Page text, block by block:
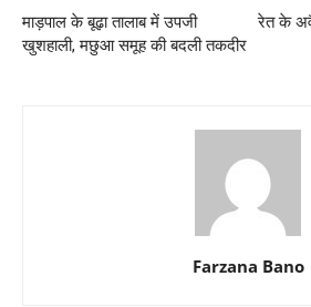
माड़पाल के बूढ़ा तालाब में उपजी
खुशहाली, मछुआ समूह की बदली तकदीर
रेत के
Farzana Bano